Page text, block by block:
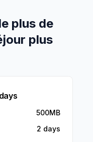
plus de
plus
500MB
2 days